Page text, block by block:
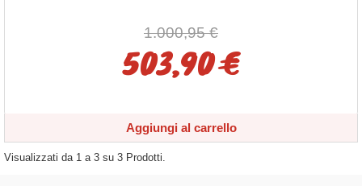
1.000,95 €
503,90 €
Aggiungi al carrello
Visualizzati da 1 a 3 su 3 Prodotti.